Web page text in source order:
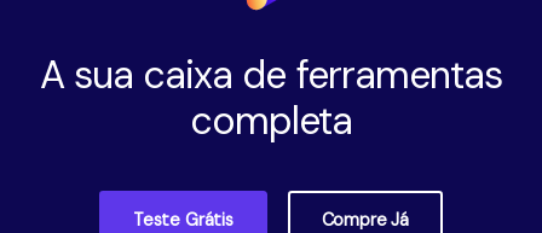
A sua caixa de ferramentas
completa
Teste Grátis Compre Já